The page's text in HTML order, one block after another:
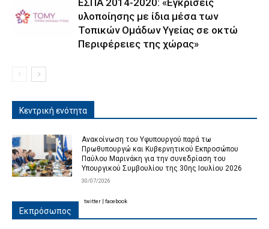
υλοποίησης με ίδια μέσα των
Τοπικών Ομάδων Υγείας σε οκτώ
Περιφέρειες της χώρας»
Κεντρική ενότητα
Ανακοίνωση του Υφυπουργού παρά τω
Πρωθυπουργώ και Κυβερνητικού Εκπροσώπου
Παύλου Μαρινάκη για την συνεδρίαση του
Υπουργικού Συμβουλίου της 30ης Ιουλίου 2026
30/07/2026
Εκπρόσωπος
twitter facebook